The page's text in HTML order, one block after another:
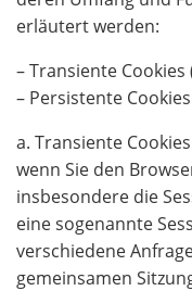
erläutert werden:
– Transiente Cookies
– Persistente
a. Transiente
wenn Sie den
insbesondere die
eine sogenannte
verschiedene
gemeinsamen